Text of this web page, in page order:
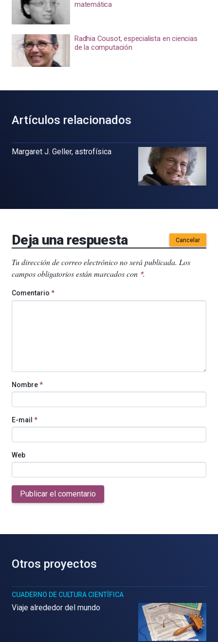
matemática
Radhia Cousot, especialista en ciencias
de la computación
Artículos relacionados
Margaret J. Geller, astrofísica
Deja una respuesta Cancelar
Tu dirección de correo electrónico no será publicada. Los
campos obligatorios están marcados con *.
Comentario *
Nombre*
E-mail *
Web
Publicar el comentario
Otros proyectos
CUADERNO DE CULTURA CIENTÍFICA
Viaje alrededor del mundo